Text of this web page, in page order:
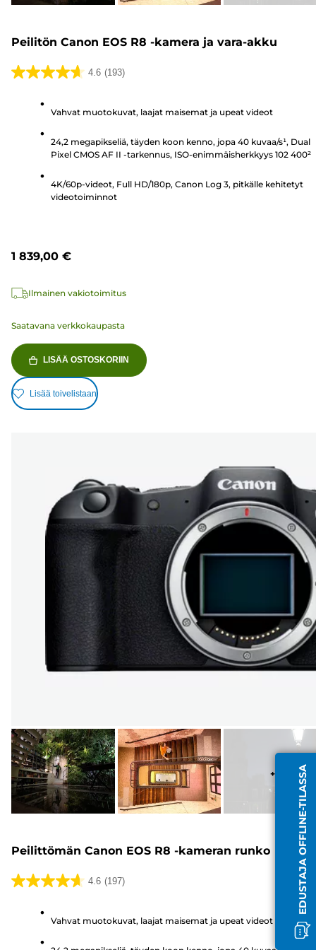
Peilitön Canon EOS R8 -kamera ja vara-akku
4.6 (193)
4.6/5
arvostelua
Vahvat muotokuvat, laajat maisemat ja upeat videot
24,2 megapikseliä, täyden koon kenno, jopa 40 kuvaa/s¹, Dual
Pixel CMOS AF II -tarkennus, ISO-enimmäisherkkyys 102 400²
4K/60p-videot, Full HD/180p, Canon Log 3, pitkälle kehitetyt
videotoiminnot
1 839,00 €
Ilmainen vakiotoimitus
Saatavana verkkokaupasta
LISÄÄ OSTOSKORIIN
Lisää toivelistaan
+
Peilittömän Canon EOS R8 -kameran runko
4.6 (197)
4.6/5
arvostelua
Vahvat muotokuvat, laajat maisemat ja upeat videot
EDUSTAJA OFFLINE-TILASSA